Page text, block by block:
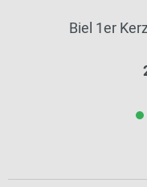
Biel 1er